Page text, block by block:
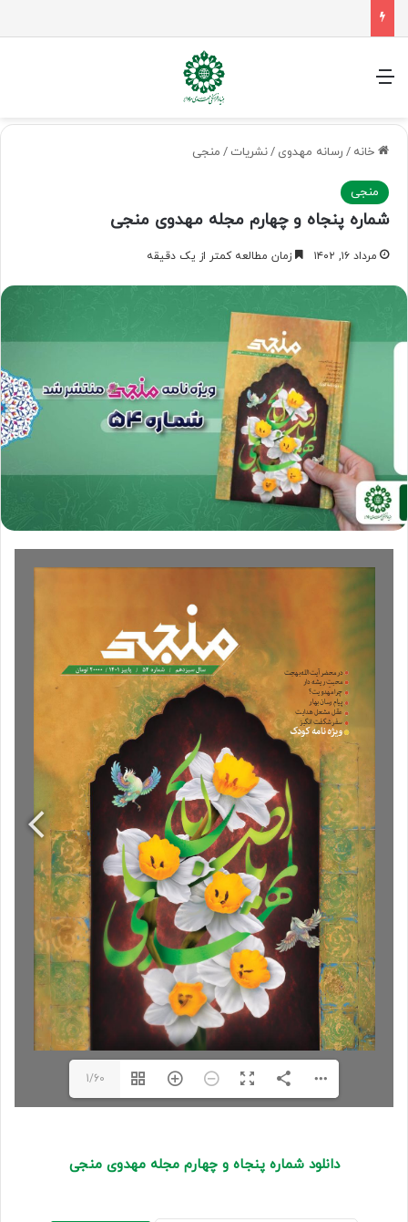
منو
خانه / رسانه مهدوی /نشریات / منجی
منجی
شماره پنجاه و چهارم مجله مهدوی منجی
مرداد ۱۶, ۱۴۰۲ زمان مطالعه کمتر از یک دقیقه
1/60
دانلود شماره پنجاه و چهارم مجله مهدوی منجی